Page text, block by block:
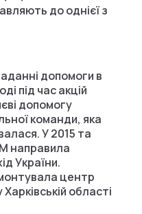
до однієї з
допомоги в
під час акцій
допомогу
команди, яка
У 2015 та
направила
України.
центр
області